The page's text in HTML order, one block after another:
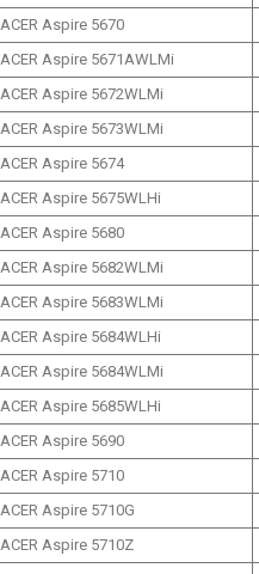
ACER Aspire 5670
ACER Aspire 5671AWLMi
ACER Aspire 5672WLMi
ACER Aspire 5673WLMi
ACER Aspire 5674
ACER Aspire 5675WLHi
ACER Aspire 5680
ACER Aspire 5682WLMi
ACER Aspire 5683WLMi
ACER Aspire 5684WLHi
ACER Aspire 5684WLMi
ACER Aspire 5685WLHi
ACER Aspire 5690
ACER Aspire 5710
ACER Aspire 5710G
ACER Aspire 5710Z